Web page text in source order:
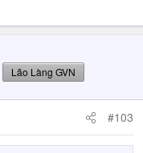
Lão Làng GVN
#103